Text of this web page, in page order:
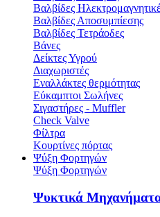
Βαλβίδες
Βαλβίδες Αποσυμπίεσης
Βαλβίδες Τετράοδες
Βάνες
Δείκτες Υγρού
Διαχωριστές
Εναλλάκτες θερμότητας
Εύκαμπτοι Σωλήνες
Σιγαστήρες - Muffler
Check Valve
Φίλτρα
Κουρτίνες πόρτας
Ψύξη Φορτηγών
Ψύξη Φορτηγών
Ψυκτικά